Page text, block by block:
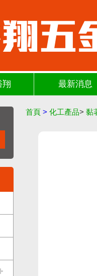
翔 最新消息
首頁 > 化工產品> 黏